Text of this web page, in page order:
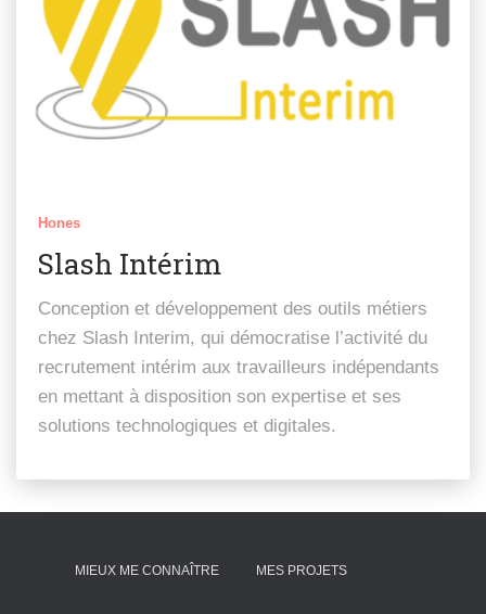
Hones
Slash Intérim
Conception et développement des outils métiers
chez Slash Interim, qui démocratise l’activité du
recrutement intérim aux travailleurs indépendants
en mettant à disposition son expertise et ses
solutions technologiques et digitales.
MIEUX ME CONNAÎTRE MES PROJETS